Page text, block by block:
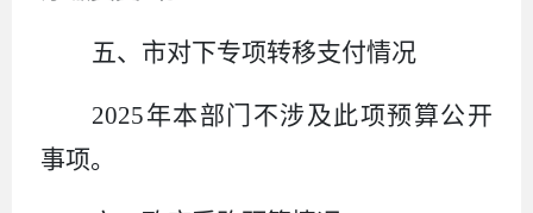
五、市对下专项转移支付情况
2025年本部门不涉及此项预算公开
事项。